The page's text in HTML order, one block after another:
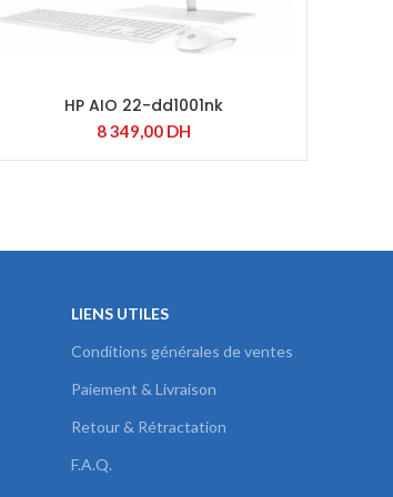
HP AIO 22-dd1001nk
8 349,00 DH
LIENS UTILES
Conditions générales de ventes
Paiement & Livraison
Retour & Rétractation
F.A.Q.